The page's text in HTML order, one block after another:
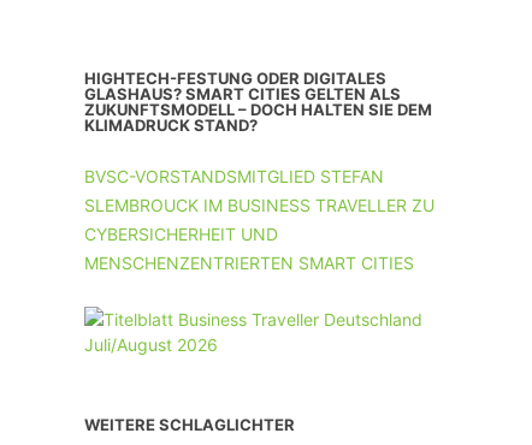
UNTERNEHMEN MIT 11-50 MA
HIGHTECH-FESTUNG ODER DIGITALES
GLASHAUS? SMART CITIES GELTEN ALS
ZUKUNFTSMODELL – DOCH HALTEN SIE DEM
KLIMADRUCK STAND?
BVSC-VORSTANDSMITGLIED STEFAN
SLEMBROUCK IM BUSINESS TRAVELLER ZU
CYBERSICHERHEIT UND
MENSCHENZENTRIERTEN SMART CITIES
WEITERE SCHLAGLICHTER